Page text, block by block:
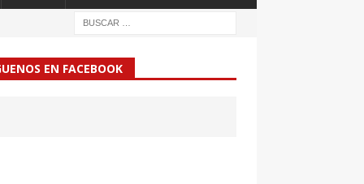
EN FACEBOOK